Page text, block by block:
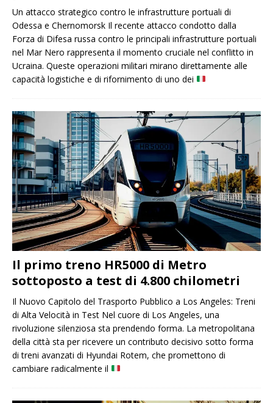
Un attacco strategico contro le infrastrutture portuali di
Odessa e Chernomorsk Il recente attacco condotto dalla
Forza di Difesa russa contro le principali infrastrutture portuali
nel Mar Nero rappresenta il momento cruciale nel conflitto in
Ucraina. Queste operazioni militari mirano direttamente alle
capacità logistiche e di rifornimento di uno dei
Il primo treno HR5000 di Metro
sottoposto a test di 4.800 chilometri
Il Nuovo Capitolo del Trasporto Pubblico a Los Angeles: Treni
di Alta Velocità in Test Nel cuore di Los Angeles, una
rivoluzione silenziosa sta prendendo forma. La metropolitana
della città sta per ricevere un contributo decisivo sotto forma
di treni avanzati di Hyundai Rotem, che promettono di
cambiare radicalmente il